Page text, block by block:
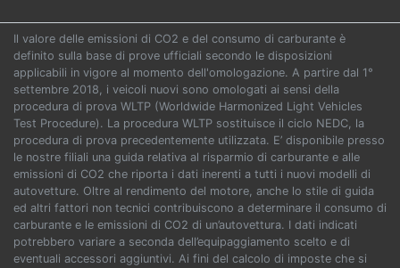
Il valore delle emissioni di CO2 e del consumo di carburante è
definito sulla base di prove ufficiali secondo le disposizioni
applicabili in vigore al momento dell'omologazione. A partire dal 1°
settembre 2018, i veicoli nuovi sono omologati ai sensi della
procedura di prova WLTP (Worldwide Harmonized Light Vehicles
Test Procedure). La procedura WLTP sostituisce il ciclo NEDC, la
procedura di prova precedentemente utilizzata. E’ disponibile presso
le nostre filiali una guida relativa al risparmio di carburante e alle
emissioni di CO2 che riporta i dati inerenti a tutti i nuovi modelli di
autovetture. Oltre al rendimento del motore, anche lo stile di guida
ed altri fattori non tecnici contribuiscono a determinare il consumo di
carburante e le emissioni di CO2 di un’autovettura. I dati indicati
potrebbero variare a seconda dell’equipaggiamento scelto e di
eventuali accessori aggiuntivi. Ai fini del calcolo di imposte che si